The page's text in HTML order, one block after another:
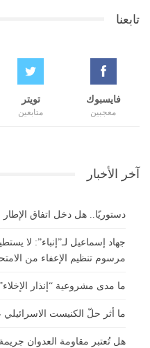
تابعنا
فايسبوك
معجبين
تويتر
متابعين
آخر الأخبار
دستوريًا.. هل دخل اتفاق الإطار
جهاد إسماعيل لـ”إنباء”: لا
مرسوم تنظيم الإعفاء من
ما مدى مشروعية “إنذار
ما أثر حلّ الكنيست الاسرائيلي
هل تُعتبر مقاومة العدوان